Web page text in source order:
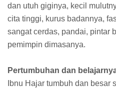
dan utuh giginya, kecil
cita tinggi, kurus badannya,
sangat cerdas, pandai, pintar
pemimpin dimasanya.
Pertumbuhan dan
Ibnu Hajar tumbuh dan besar